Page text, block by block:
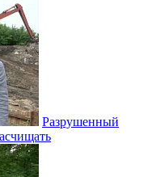
Разрушенный